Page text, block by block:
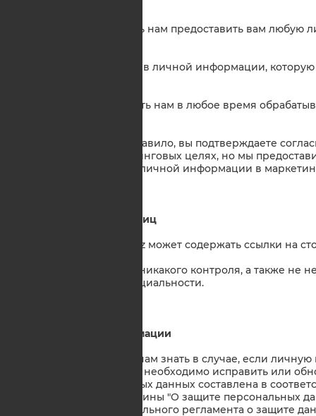
9.1. Вы можете поручить нам предоставить вам
9.2. Мы можем отказать в личной информации,
9.3. Вы можете запретить нам в любое время
9.4. Из практики, как правило, вы подтверждаете
информации в маркетинговых целях, но мы
использования вашей личной информации в
10. Веб-сайты третьих лиц
10.1. Платформа Step2biz может содержать ссылки на
10.2. Step2biz не имеет никакого контроля, а также не
третьих лиц конфиденциальности.
11. Обновление информации
11.1. Пожалуйста, дайте нам знать в случае, если
на платформе Step2biz, необходимо исправить или
обработки персональных данных составлена в
Украины и Закона Украины "О защите персональных
- Закон), а также Генерального регламента о защите